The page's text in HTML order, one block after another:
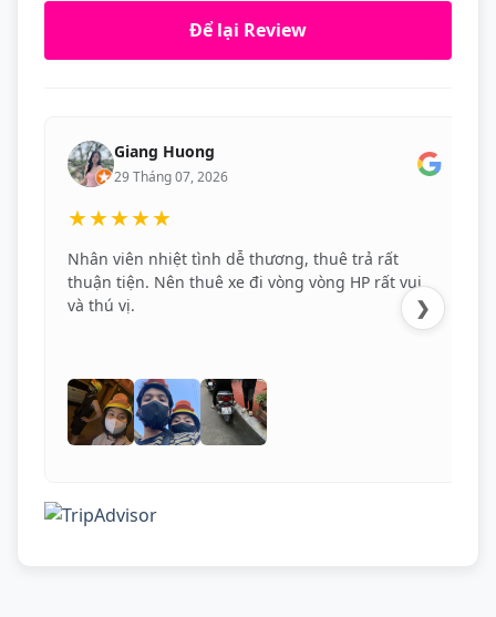
Để lại Review
Giang Huong
29 Tháng 07, 2026
★★★★★
Nhân viên nhiệt tình dễ thương, thuê trả rất
thuận tiện. Nên thuê xe đi vòng vòng HP rất vui
và thú vị.
❯